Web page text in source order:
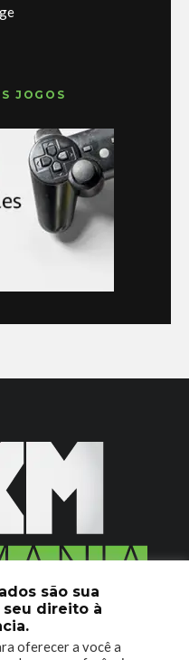
JOGOS
Direitos Reservados.
CONTATO
são sua
direito à
oferecer a você a